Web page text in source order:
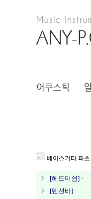
베이스기타 파츠
[헤드머쉰] ·
[텐션바] ·